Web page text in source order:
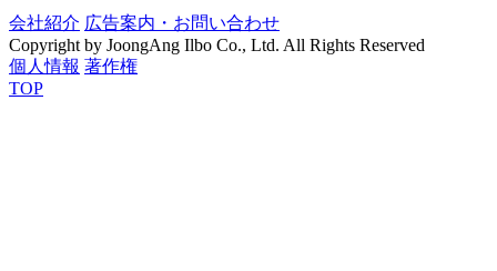
会社紹介 広告案内・お問い合わせ
Copyright by JoongAng Ilbo Co., Ltd. All Rights Reserved
個人情報 著作権
TOP